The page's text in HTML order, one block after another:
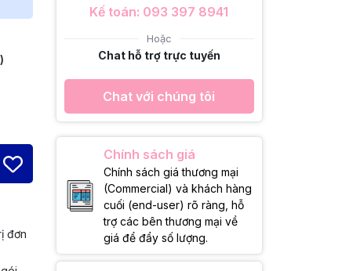
)
đơn
Kế toán: 093 397 8941
Hoặc
Chat hỗ trợ trực tuyến
Chat với chúng tôi
Chính sách giá
Chính sách giá thương mại
(Commercial) và khách hàng
cuối (end-user) rõ ràng, hỗ
trợ các bên thương mại về
giá để đẩy số lượng.